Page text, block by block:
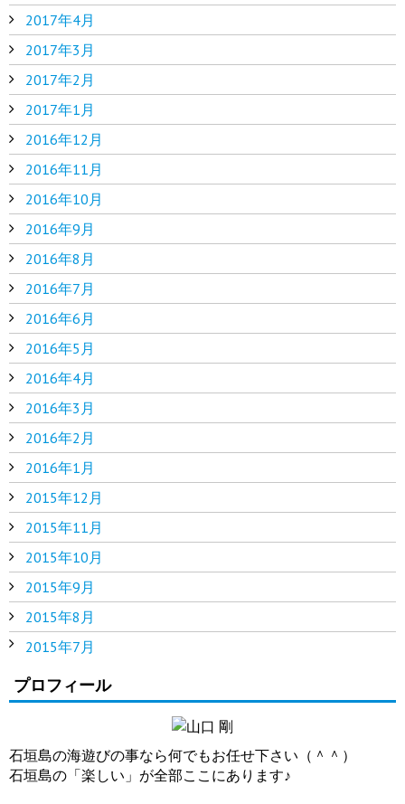
2017年4月
2017年3月
2017年2月
2017年1月
2016年12月
2016年11月
2016年10月
2016年9月
2016年8月
2016年7月
2016年6月
2016年5月
2016年4月
2016年3月
2016年2月
2016年1月
2015年12月
2015年11月
2015年10月
2015年9月
2015年8月
2015年7月
プロフィール
石垣島の海遊びの事なら何でもお任せ下さい（＾＾）
石垣島の「楽しい」が全部ここにあります♪